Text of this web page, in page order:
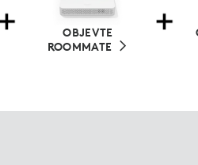
OBJEVTE
ROOMMATE